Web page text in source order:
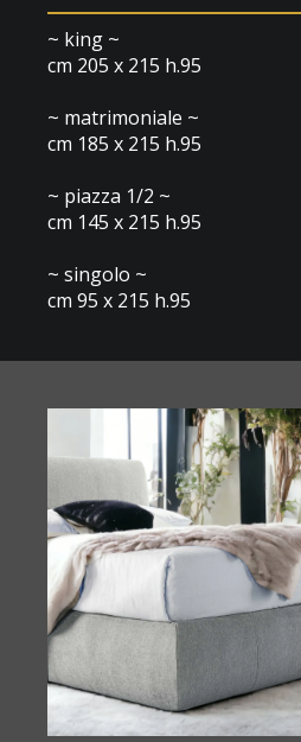
~ king ~
cm 205 x 215 h.95
~ matrimoniale ~
cm 185 x 215 h.95
~ piazza 1/2 ~
cm 145 x 215 h.95
~ singolo ~
cm 95 x 215 h.95